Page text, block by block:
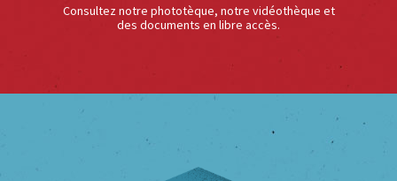
Consultez notre phototèque, notre vidéothèque et
des documents en libre accès.